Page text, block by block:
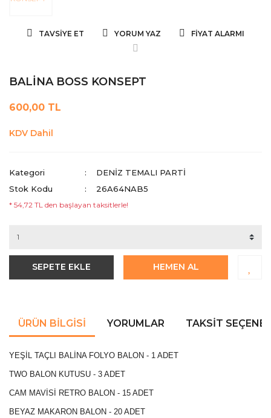
TAVSIYE ET YORUM YAZ FIYAT ALARMI
BALİNA BOSS KONSEPT
600,00 TL
KDV Dahil
Kategori
DENIZ TEMALI PARTI
Stok Kodu
26A64NAB5
* 54,72 TL den başlayan taksitlerle!
SEPETE EKLE HEMEN AL
ÜRÜN BILGISI YORUMLAR TAKSIT
YEŞİL TAÇLI BALİNA FOLYO BALON - 1 ADET
TWO BALON KUTUSU - 3 ADET
CAM MAVİSİ RETRO BALON - 15 ADET
BEYAZ MAKARON BALON - 20 ADET